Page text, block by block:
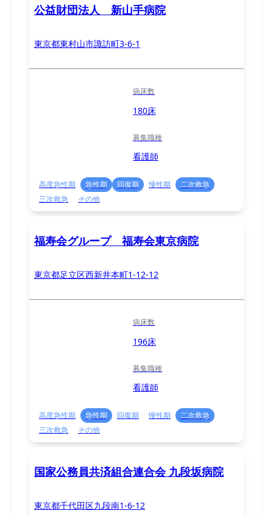
公益財団法人 新山手病院
東京都東村山市諏訪町3-6-1
病床数
180床
募集職種
看護師
高度急性期 急性期 回復期 慢性期
二次救急
三次救急
その他
福寿会グループ 福寿会東京病院
東京都足立区西新井本町1-12-12
病床数
196床
募集職種
看護師
高度急性期 急性期 回復期 慢性期
二次救急
三次救急
その他
国家公務員共済組合連合会 九段坂病院
東京都千代田区九段南1-6-12